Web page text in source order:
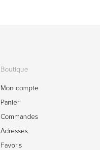
Boutique
Mon compte
Panier
Commandes
Adresses
Favoris